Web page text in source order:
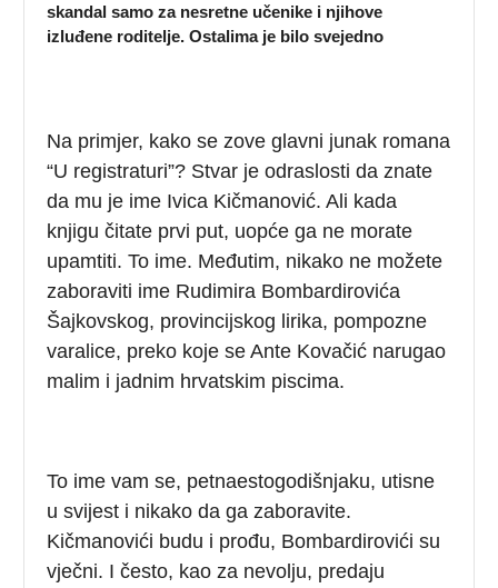
skandal samo za nesretne učenike i njihove
izluđene roditelje. Ostalima je bilo svejedno
Na primjer, kako se zove glavni junak romana
“U registraturi”? Stvar je odraslosti da znate
da mu je ime Ivica Kičmanović. Ali kada
knjigu čitate prvi put, uopće ga ne morate
upamtiti. To ime. Međutim, nikako ne možete
zaboraviti ime Rudimira Bombardirovića
Šajkovskog, provincijskog lirika, pompozne
varalice, preko koje se Ante Kovačić narugao
malim i jadnim hrvatskim piscima.
To ime vam se, petnaestogodišnjaku, utisne
u svijest i nikako da ga zaboravite.
Kičmanovići budu i prođu, Bombardirovići su
vječni. I često, kao za nevolju, predaju